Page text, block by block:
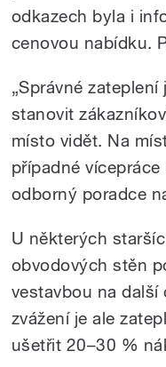
odkazech byla i
cenovou nabídku.
„Správné
stanovit
místo vidět. Na
případné
odborný poradce
U některých
obvodových stěn
vestavbou na další
zvážení je ale
ušetřit 20–30 %